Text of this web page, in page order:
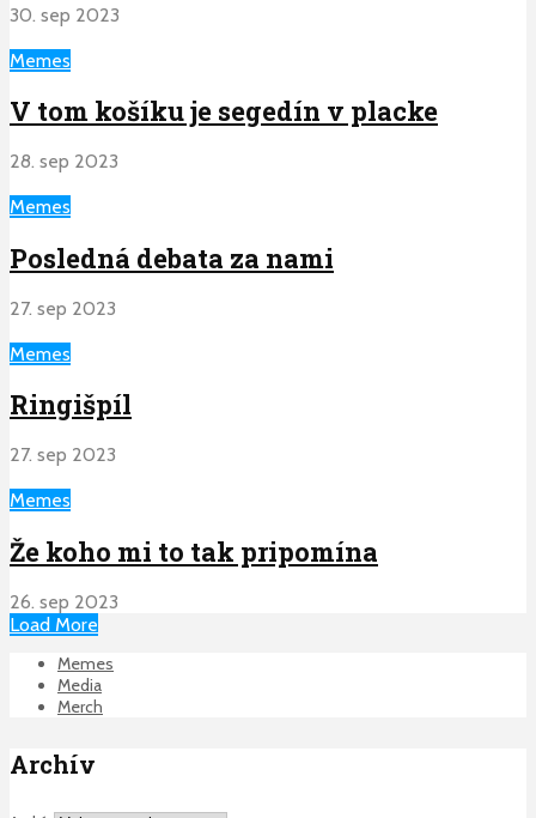
30. sep 2023
Memes
V tom košíku je segedín v placke
28. sep 2023
Memes
Posledná debata za nami
27. sep 2023
Memes
Ringišpíl
27. sep 2023
Memes
Že koho mi to tak pripomína
26. sep 2023
Load More
Memes
Media
Merch
Archív